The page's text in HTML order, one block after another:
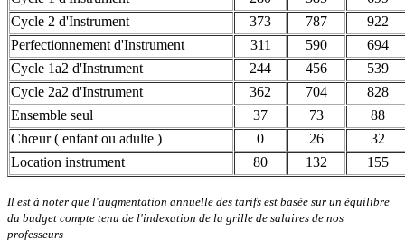
Cycle 2 d'Instrument
373 787
922
Perfectionnement d'Instrument
311 590
694
Cycle 1a2 d'Instrument
244 456
539
Cycle 2a2 d'Instrument
362 704
828
Ensemble seul
37 73
88
Chœur ( enfant ou adulte )
0 26
32
Location instrument
80 132 155
Il est à noter que l'augmentation annuelle des tarifs est basée sur un équilibre
du budget compte tenu de l'indexation de la grille de salaires de nos
professeurs